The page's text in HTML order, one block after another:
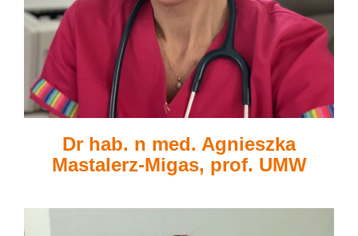
Dr hab. n med. Agnieszka
Mastalerz-Migas, prof. UMW